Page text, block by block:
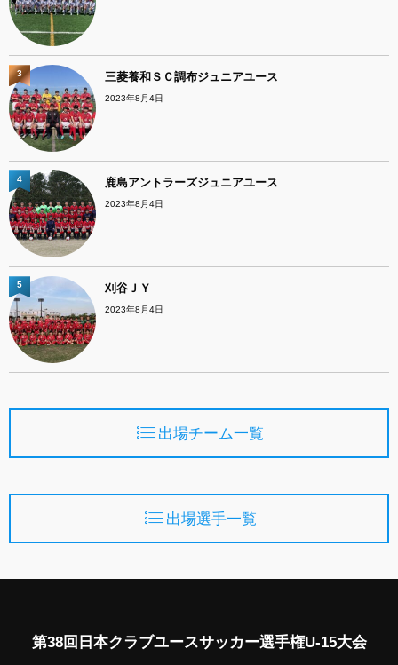
三菱養和ＳＣ調布ジュニアユース
2023年8月4日
3
鹿島アントラーズジュニアユース
2023年8月4日
4
刈谷ＪＹ
2023年8月4日
5
出場チーム一覧
出場選手一覧
第38回日本クラブユースサッカー選手権U-15大会